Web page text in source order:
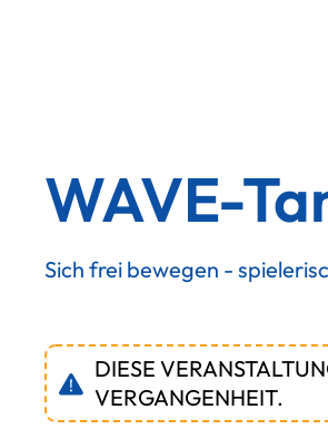
WAVE-
Sich frei bewegen -
DIESE
VERGANGENHEIT.